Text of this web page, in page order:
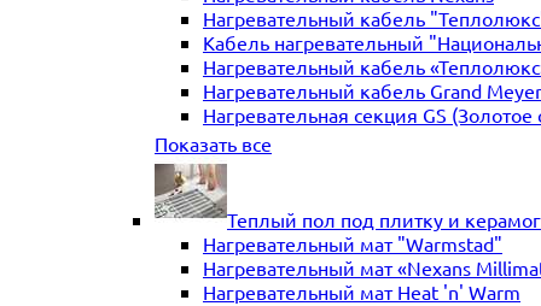
Нагревательный кабель
Кабель нагревательный
Нагревательный кабель
Нагревательный кабель Grand Meyer
Нагревательная секция GS (Золотое
Нагревательная секция "Теплый
Показать все
Теплый пол под плитку и
Нагревательный мат "Warmstad"
Нагревательный мат «Nexans
Нагревательный мат Heat 'n' Warm